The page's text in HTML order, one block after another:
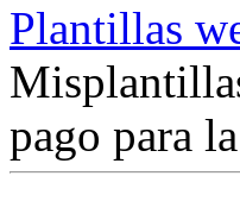
Plantillas
pago para la